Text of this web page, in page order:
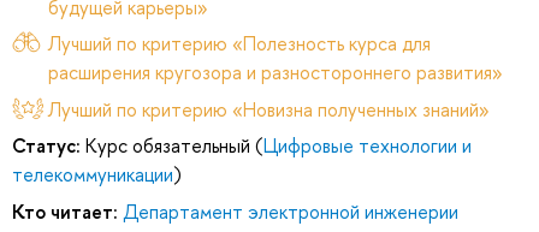
будущей карьеры»
Лучший по критерию «Полезность курса для
расширения кругозора и разностороннего развития»
Лучший по критерию «Новизна полученных знаний»
Статус: Курс обязательный (Цифровые технологии и
телекоммуникации)
Кто читает: Департамент электронной инженерии